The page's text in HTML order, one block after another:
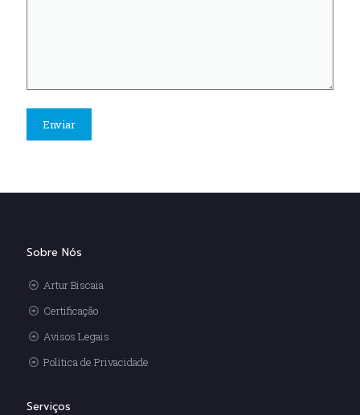
Sobre Nós
Artur Biscaia
Certificação
Avisos Legais
Política de Privacidade
Serviços